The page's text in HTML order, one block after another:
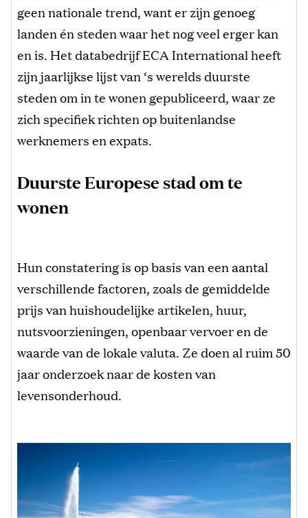
geen nationale trend, want er zijn genoeg
landen én steden waar het nog veel erger kan
en is. Het databedrijf ECA International heeft
zijn jaarlijkse lijst van ‘s werelds duurste
steden om in te wonen gepubliceerd, waar ze
zich specifiek richten op buitenlandse
werknemers en expats.
Duurste Europese stad om te
wonen
Hun constatering is op basis van een aantal
verschillende factoren, zoals de gemiddelde
prijs van huishoudelijke artikelen, huur,
nutsvoorzieningen, openbaar vervoer en de
waarde van de lokale valuta. Ze doen al ruim 50
jaar onderzoek naar de kosten van
levensonderhoud.